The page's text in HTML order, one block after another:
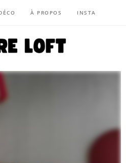
À PROPOS INSTA